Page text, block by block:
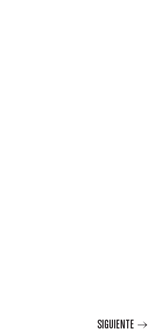
SIGUIENTE